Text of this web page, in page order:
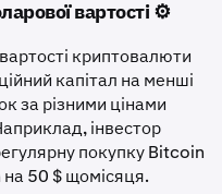
вартості ⚙️
криптовалюти
капітал на менші
за різними цінами
інвестор
покупку Bitcoin
50 $ щомісяця.